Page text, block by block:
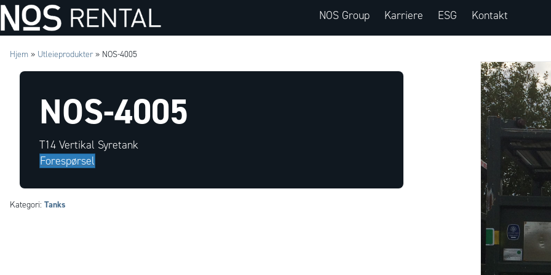
NOS Group Karriere ESG Kontakt
Hjem » Utleieprodukter » NOS-4005
NOS-4005
T14 Vertikal Syretank
Forespørsel
Kategori: Tanks